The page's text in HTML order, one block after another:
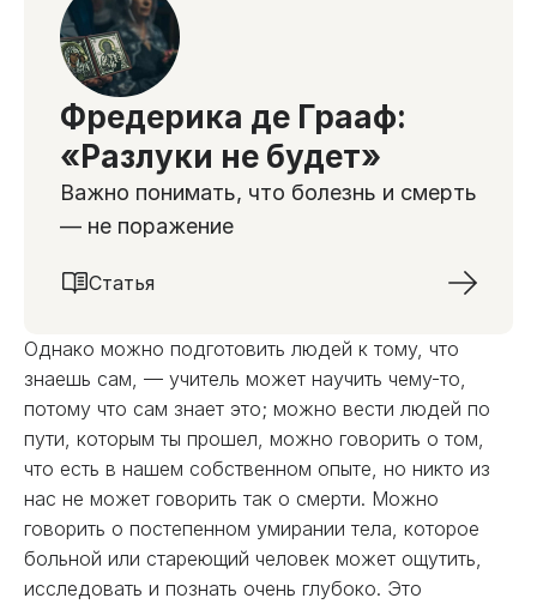
Фредерика де Грааф:
«Разлуки не будет»
Важно понимать, что болезнь и смерть
— не поражение
Статья
Однако можно подготовить людей к тому, что
знаешь сам, — учитель может научить чему-то,
потому что сам знает это; можно вести людей по
пути, которым ты прошел, можно говорить о том,
что есть в нашем собственном опыте, но никто из
нас не может говорить так о смерти. Можно
говорить о постепенном умирании тела, которое
больной или стареющий человек может ощутить,
исследовать и познать очень глубоко. Это